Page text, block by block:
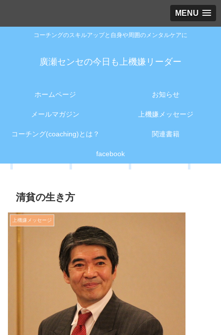
MENU
コーチングのスキルアップと自身や周囲のメンタルケアに
廣瀬センセの今日も上機嫌リーダー
ホームページ お知らせ
メールマガジン 上機嫌メッセージ
コーチング(coaching)とは？ 関連書籍
facebook
清貧の生き方
上機嫌メッセージ